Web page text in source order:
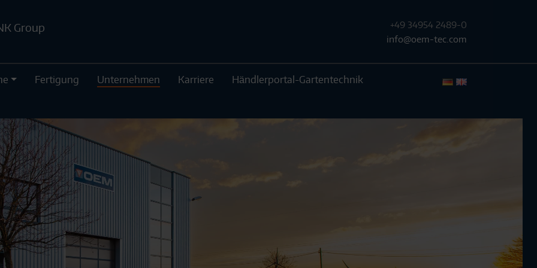
Group
+49 34954 2489-0
info@oem-tec.com
Fertigung Unternehmen Karriere Händlerportal-Gartentechnik